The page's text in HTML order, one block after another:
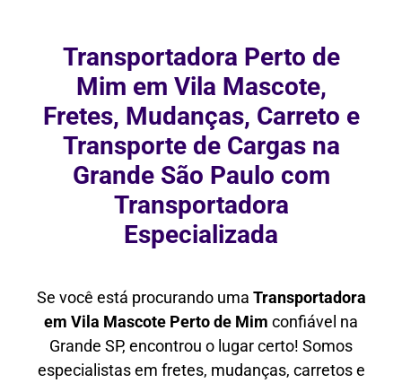
Transportadora Perto de
Mim em Vila Mascote,
Fretes, Mudanças, Carreto e
Transporte de Cargas na
Grande São Paulo com
Transportadora
Especializada
Se você está procurando uma Transportadora
em Vila Mascote Perto de Mim confiável na
Grande SP, encontrou o lugar certo! Somos
especialistas em fretes, mudanças, carretos e